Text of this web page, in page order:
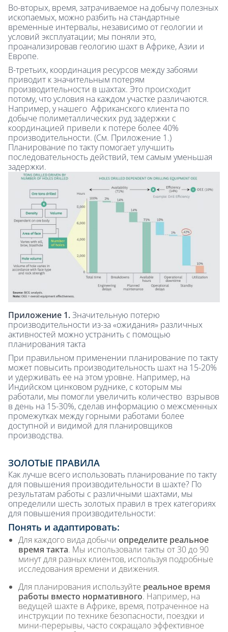
Во-вторых, время, затрачиваемое на добычу полезных
ископаемых, можно разбить на стандартные
временные интервалы, независимо от геологии и
условий эксплуатации; мы поняли это,
проанализировав геологию шахт в Африке, Азии и
Европе.
В-третьих, координация ресурсов между забоями
приводит к значительным потерям
производительности в шахтах. Это происходит
потому, что условия на каждом участке различаются.
Например, у нашего Африканского клиента по
добыче полиметаллических руд задержки с
координацией привели к потере более 40%
производительности. (См. Приложение 1.)
Планирование по такту помогает улучшить
последовательность действий, тем самым уменьшая
задержки.
Приложение 1.Значительную потерю
производительности из-за «ожидания» различных
активностей можно устранить с помощью
планирования такта
При правильном применении планирование по такту
может повысить производительность шахт на 15-20%
и удерживать ее на этом уровне. Например, на
Индийском цинковом руднике, с которым мы
работали, мы помогли увеличить количество взрывов
в день на 15-30%, сделав информацию о межсменных
промежутках между горными работами более
доступной и видимой для планировщиков
производства.
ЗОЛОТЫЕ ПРАВИЛА
Как лучше всего использовать планирование по такту
для повышения производительности в шахте? По
результатам работы с различными шахтами, мы
определили шесть золотых правил в трех категориях
для повышения производительности:
Понять и адаптировать:
Для каждого вида добычи определите реальное
время такта. Мы использовали такты от 30 до 90
минут для разных клиентов, используя подробные
исследования времени и движения.
Для планирования используйте реальное время
работы вместо нормативного. Например, на
ведущей шахте в Африке, время, потраченное на
инструкции по технике безопасности, поездки и
мини-перерывы, часто сокращало эффективное